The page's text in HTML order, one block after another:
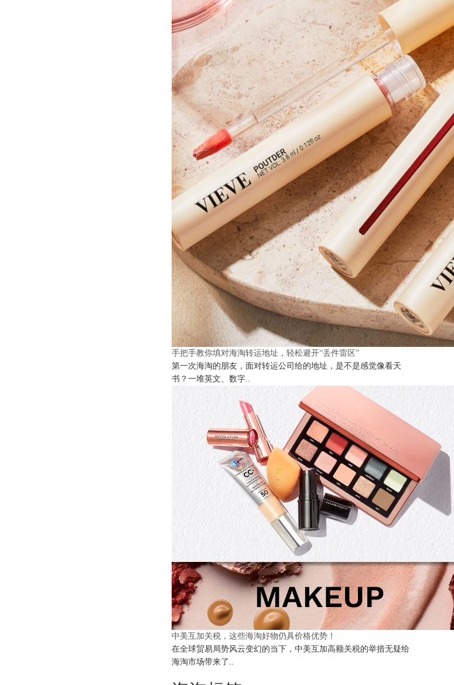
手把手教你填对海淘转运地址，轻松避开“丢件雷区”
第一次海淘的朋友，面对转运公司给的地址，是不是感觉像看天
书？一堆英文、数字..
中美互加关税，这些海淘好物仍具价格优势！
在全球贸易局势风云变幻的当下，中美互加高额关税的举措无疑给
海淘市场带来了..